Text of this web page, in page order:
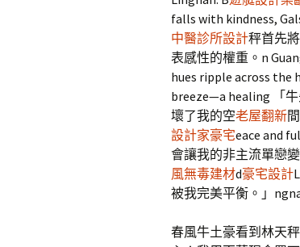
falls with kindness,
中醫診所設計秤首先
表感性的權重。n
hues ripple across the
breeze—a healing 「
壞了我的空老屋翻新
設計家豪宅eace and
會讓我的非主流單戀
風無毒建材d豪宅設計
被我完美平衡。」
春風牛土豪看到林天